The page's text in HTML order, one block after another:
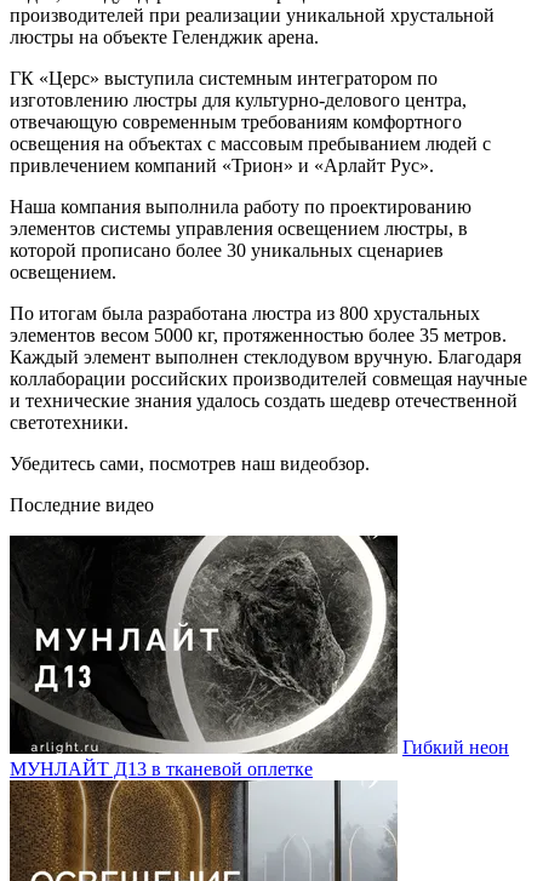
производителей при реализации уникальной хрустальной
люстры на объекте Геленджик арена.
ГК «Церс» выступила системным интегратором по
изготовлению люстры для культурно-делового центра,
отвечающую современным требованиям комфортного
освещения на объектах с массовым пребыванием людей с
привлечением компаний «Трион» и «Арлайт Рус».
Наша компания выполнила работу по проектированию
элементов системы управления освещением люстры, в
которой прописано более 30 уникальных сценариев
освещением.
По итогам была разработана люстра из 800 хрустальных
элементов весом 5000 кг, протяженностью более 35 метров.
Каждый элемент выполнен стеклодувом вручную. Благодаря
коллаборации российских производителей совмещая научные
и технические знания удалось создать шедевр отечественной
светотехники.
Убедитесь сами, посмотрев наш видеобзор.
Последние видео
Гибкий неон
МУНЛАЙТ Д13 в тканевой оплетке